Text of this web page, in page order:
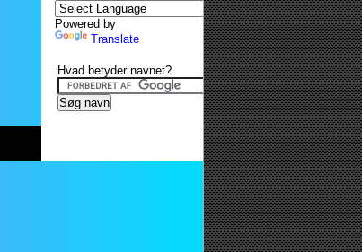
Powered by
Translate
Hvad betyder navnet?